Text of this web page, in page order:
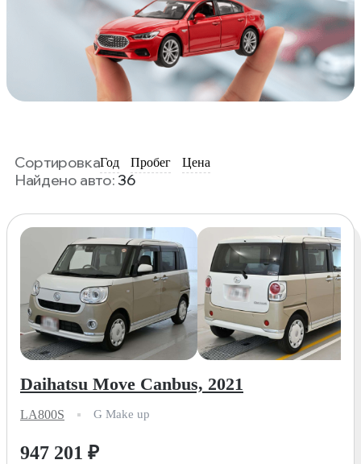
СортировкаГод Пробег Цена
Найдено авто:36
Daihatsu Move Canbus, 2021
LA800S G Make up
947 201 ₽